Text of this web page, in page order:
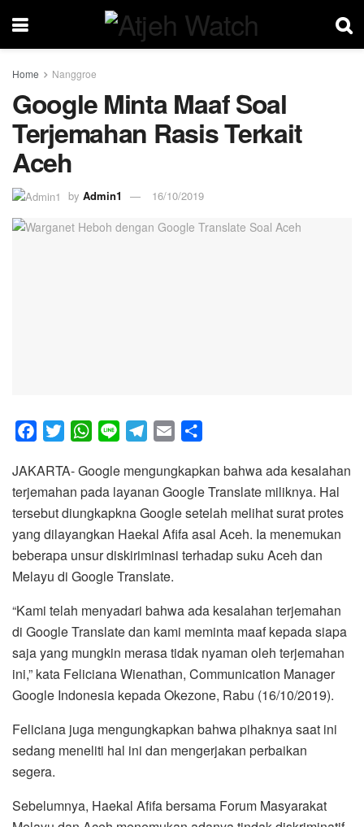
Home Nanggroe
Google Minta Maaf Soal
Terjemahan Rasis Terkait
Aceh
by Admin1 16/10/2019
c
e
b
o
o
k
i
t
t
e
r
W
a
t
s
A
p
p
n
e
l
e
g
r
a
m
a
i
l
a
r
e
JAKARTA- Google mengungkapkan bahwa ada kesalahan
terjemahan pada layanan Google Translate miliknya. Hal
tersebut diungkapkna Google setelah melihat surat protes
yang dilayangkan Haekal Afifa asal Aceh. Ia menemukan
beberapa unsur diskiriminasi terhadap suku Aceh dan
Melayu di Google Translate.
“Kami telah menyadari bahwa ada kesalahan terjemahan
di Google Translate dan kami meminta maaf kepada siapa
saja yang mungkin merasa tidak nyaman oleh terjemahan
ini,” kata Feliciana Wienathan, Communication Manager
Google Indonesia kepada Okezone, Rabu (16/10/2019).
Feliciana juga mengungkapkan bahwa pihaknya saat ini
sedang meneliti hal ini dan mengerjakan perbaikan
segera.
Sebelumnya, Haekal Afifa bersama Forum Masyarakat